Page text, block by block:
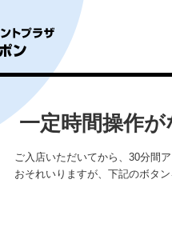
一定時間操作
ご入店いただいてから、30分間
おそれいりますが、下記のボタ